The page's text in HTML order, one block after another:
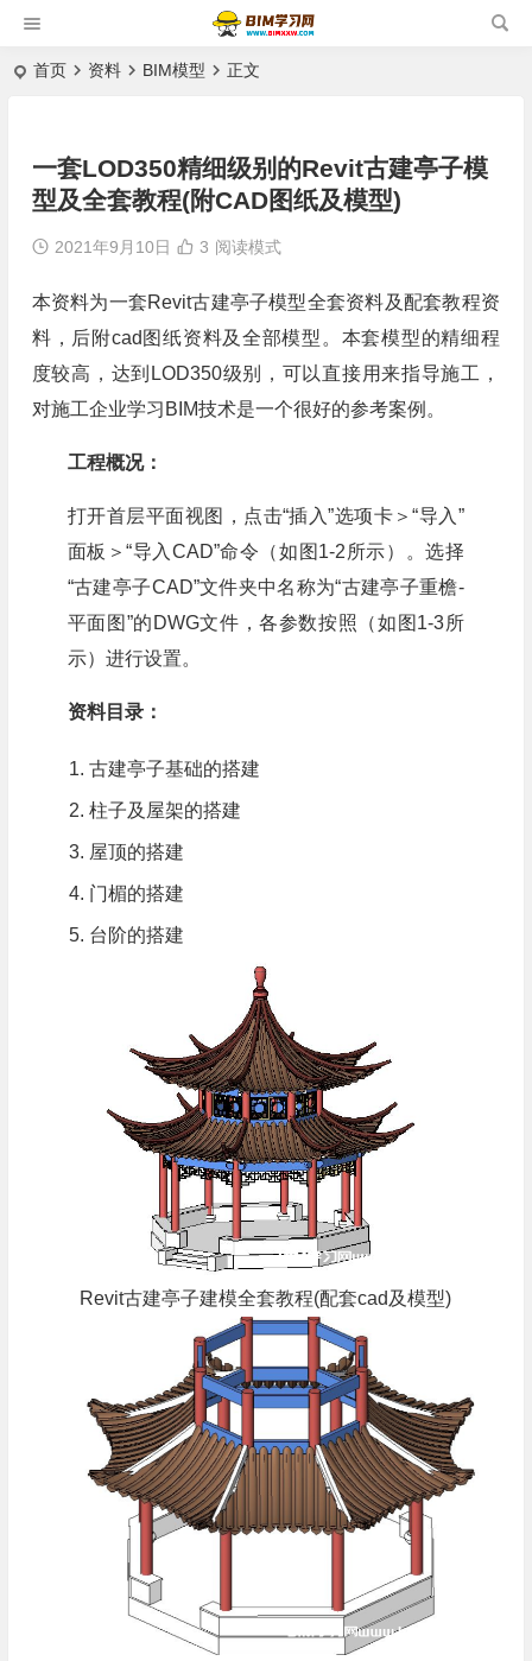
首页 资料 BIM模型 正文
一套LOD350精细级别的Revit古建亭子模
型及全套教程(附CAD图纸及模型)
2021年9月10日 3 阅读模式
本资料为一套Revit古建亭子模型全套资料及配套教程资
料，后附cad图纸资料及全部模型。本套模型的精细程
度较高，达到LOD350级别，可以直接用来指导施工，
对施工企业学习BIM技术是一个很好的参考案例。
工程概况：
打开首层平面视图，点击“插入”选项卡＞“导入”
面板＞“导入CAD”命令（如图1-2所示）。选择
“古建亭子CAD”文件夹中名称为“古建亭子重檐-
平面图”的DWG文件，各参数按照（如图1-3所
示）进行设置。
资料目录：
古建亭子基础的搭建
柱子及屋架的搭建
屋顶的搭建
门楣的搭建
台阶的搭建
Revit古建亭子建模全套教程(配套cad及模型)